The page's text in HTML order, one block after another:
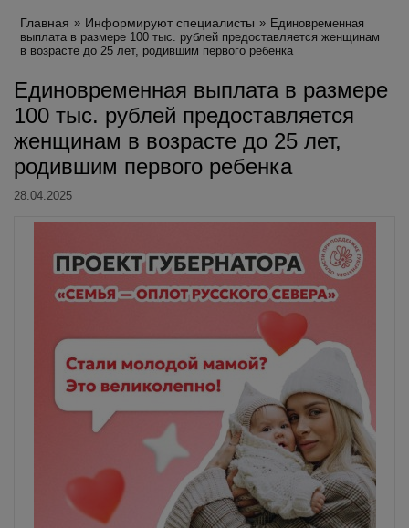
Главная Информируют специалисты
Единовременная
выплата в размере 100 тыс. рублей предоставляется женщинам
в возрасте до 25 лет, родившим первого ребенка
Единовременная выплата в размере
100 тыс. рублей предоставляется
женщинам в возрасте до 25 лет,
родившим первого ребенка
28.04.2025